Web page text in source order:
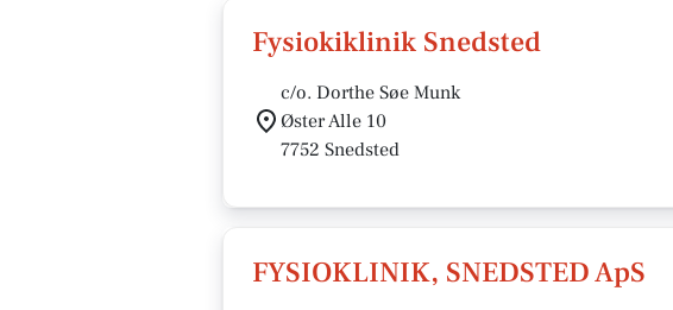
Fysiokiklinik Snedsted
c/o. Dorthe Søe Munk
Øster Alle 10
7752 Snedsted
FYSIOKLINIK, SNEDSTED ApS